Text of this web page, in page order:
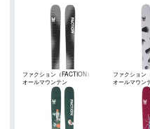
ファクション（FACTION）
オールマウンテン
ファクション
オールマウン